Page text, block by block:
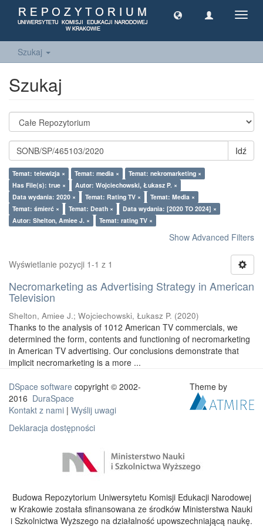
Szukaj
Szukaj
Idź
Temat: telewizja × Temat: media ×
Temat: nekromarketing ×
Has File(s): true ×
Autor: Wojciechowski, Łukasz P. ×
Data wydania: 2020 ×
Temat: Rating TV ×
Temat: Media ×
Temat: śmierć ×
Temat: Death ×
Data wydania: [2020 TO 2024] ×
Autor: Shelton, Amiee J. ×
Temat: rating TV ×
Show Advanced Filters
Wyświetlanie pozycji 1-1 z 1
Necromarketing as Advertising Strategy in American
Television
Shelton, Amiee J.; Wojciechowski, Łukasz P. (2020)
Thanks to the analysis of 1012 American TV commercials, we
determined the form, contents and functioning of necromarketing
in American TV advertising. Our conclusions demonstrate that
implicit necromarketing is a more ...
DSpace software copyright © 2002-
2016 DuraSpace
Kontakt z nami | Wyślij uwagi
Deklaracja dostępności
Theme by
Budowa Repozytorium Uniwersytetu Komisji Edukacji Narodowej
w Krakowie została sfinansowana ze środków Ministerstwa Nauki
i Szkolnictwa Wyższego na działalność upowszechniającą naukę.